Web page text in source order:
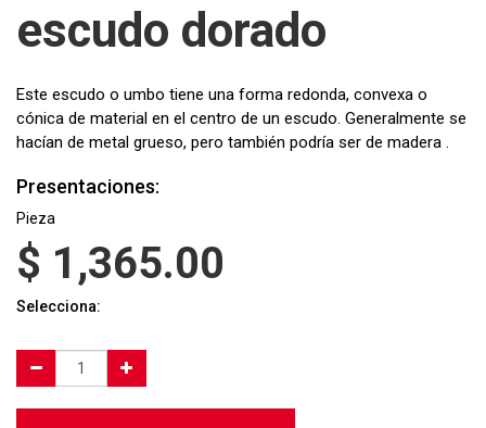
escudo dorado
Este escudo o umbo tiene una forma redonda, convexa o
cónica de material en el centro de un escudo. Generalmente se
hacían de metal grueso, pero también podría ser de madera .
Presentaciones:
Pieza
$ 1,365.00
Selecciona: